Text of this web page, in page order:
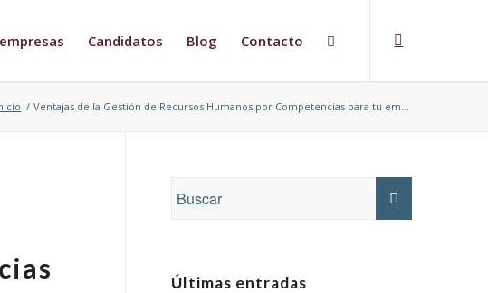
Candidatos Blog Contacto
/ Ventajas de la Gestión de Recursos Humanos por Competencias para tu em...
Últimas entradas